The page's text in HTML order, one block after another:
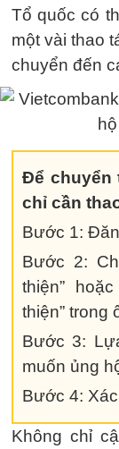
Tổ quốc có
một vài thao
chuyển đến
Để chuyển
chỉ cần
Bước 1:
Bước 2:
thiện”
thiện” trong
Bước 3:
muốn ủng
Bước 4:
Không chỉ